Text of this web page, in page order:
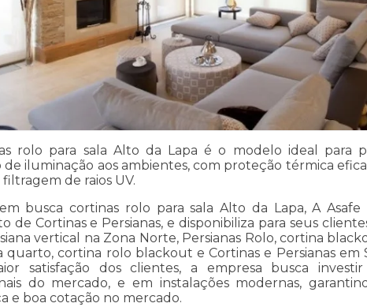
rolo para sala Alto da Lapa é o modelo ideal para
iluminação aos ambientes, com proteção térmica
de raios UV.
busca cortinas rolo para sala Alto da Lapa, A
de Cortinas e Persianas, e disponibiliza para seus
vertical na Zona Norte, Persianas Rolo, cortina
quarto, cortina rolo blackout e Cortinas e Persianas em
satisfação dos clientes, a empresa busca
do mercado, e em instalações modernas,
e boa cotação no mercado.